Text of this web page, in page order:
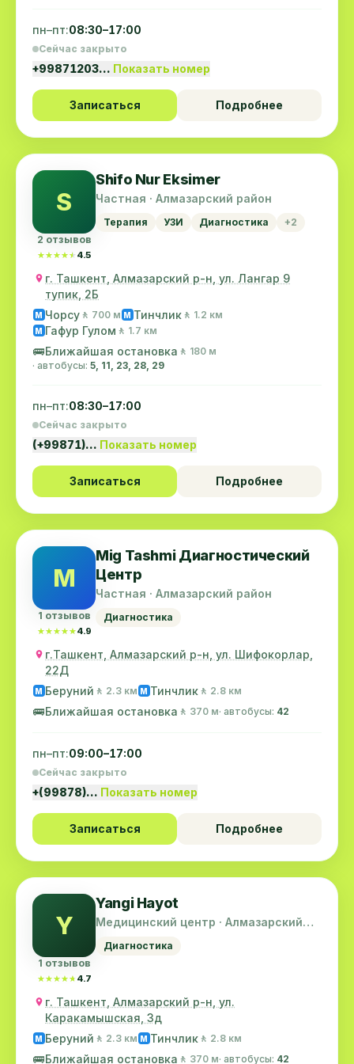
пн–пт:08:30–17:00
Сейчас закрыто
+99871203… Показать номер
Записаться Подробнее
S
2 отзывов
★★★★★
★★★★★ 4.5
Shifo Nur Eksimer
Частная · Алмазарский район
Терапия УЗИ Диагностика +2
г. Ташкент, Алмазарский р-н, ул. Лангар 9
тупик, 2Б
M Чорсу 🚶 700 м M Тинчлик 🚶 1.2 км
M Гафур Гулом 🚶 1.7 км
🚌Ближайшая остановка 🚶 180 м
· автобусы: 5, 11, 23, 28, 29
пн–пт:08:30–17:00
Сейчас закрыто
(+99871)… Показать номер
Записаться Подробнее
M
1 отзывов
★★★★★
★★★★★4.9
Mig Tashmi Диагностический
Центр
Частная · Алмазарский район
Диагностика
г.Ташкент, Алмазарский р-н, ул. Шифокорлар,
22Д
M Беруний 🚶 2.3 км M Тинчлик 🚶 2.8 км
🚌Ближайшая остановка 🚶 370 м· автобусы: 42
пн–пт:09:00–17:00
Сейчас закрыто
+(99878)… Показать номер
Записаться Подробнее
Y
1 отзывов
★★★★★
★★★★★ 4.7
Yangi Hayot
Медицинский центр · Алмазарский
Диагностика
г. Ташкент, Алмазарский р-н, ул.
Каракамышская, 3д
M Беруний 🚶 2.3 км M Тинчлик 🚶 2.8 км
🚌Ближайшая остановка 🚶 370 м· автобусы: 42